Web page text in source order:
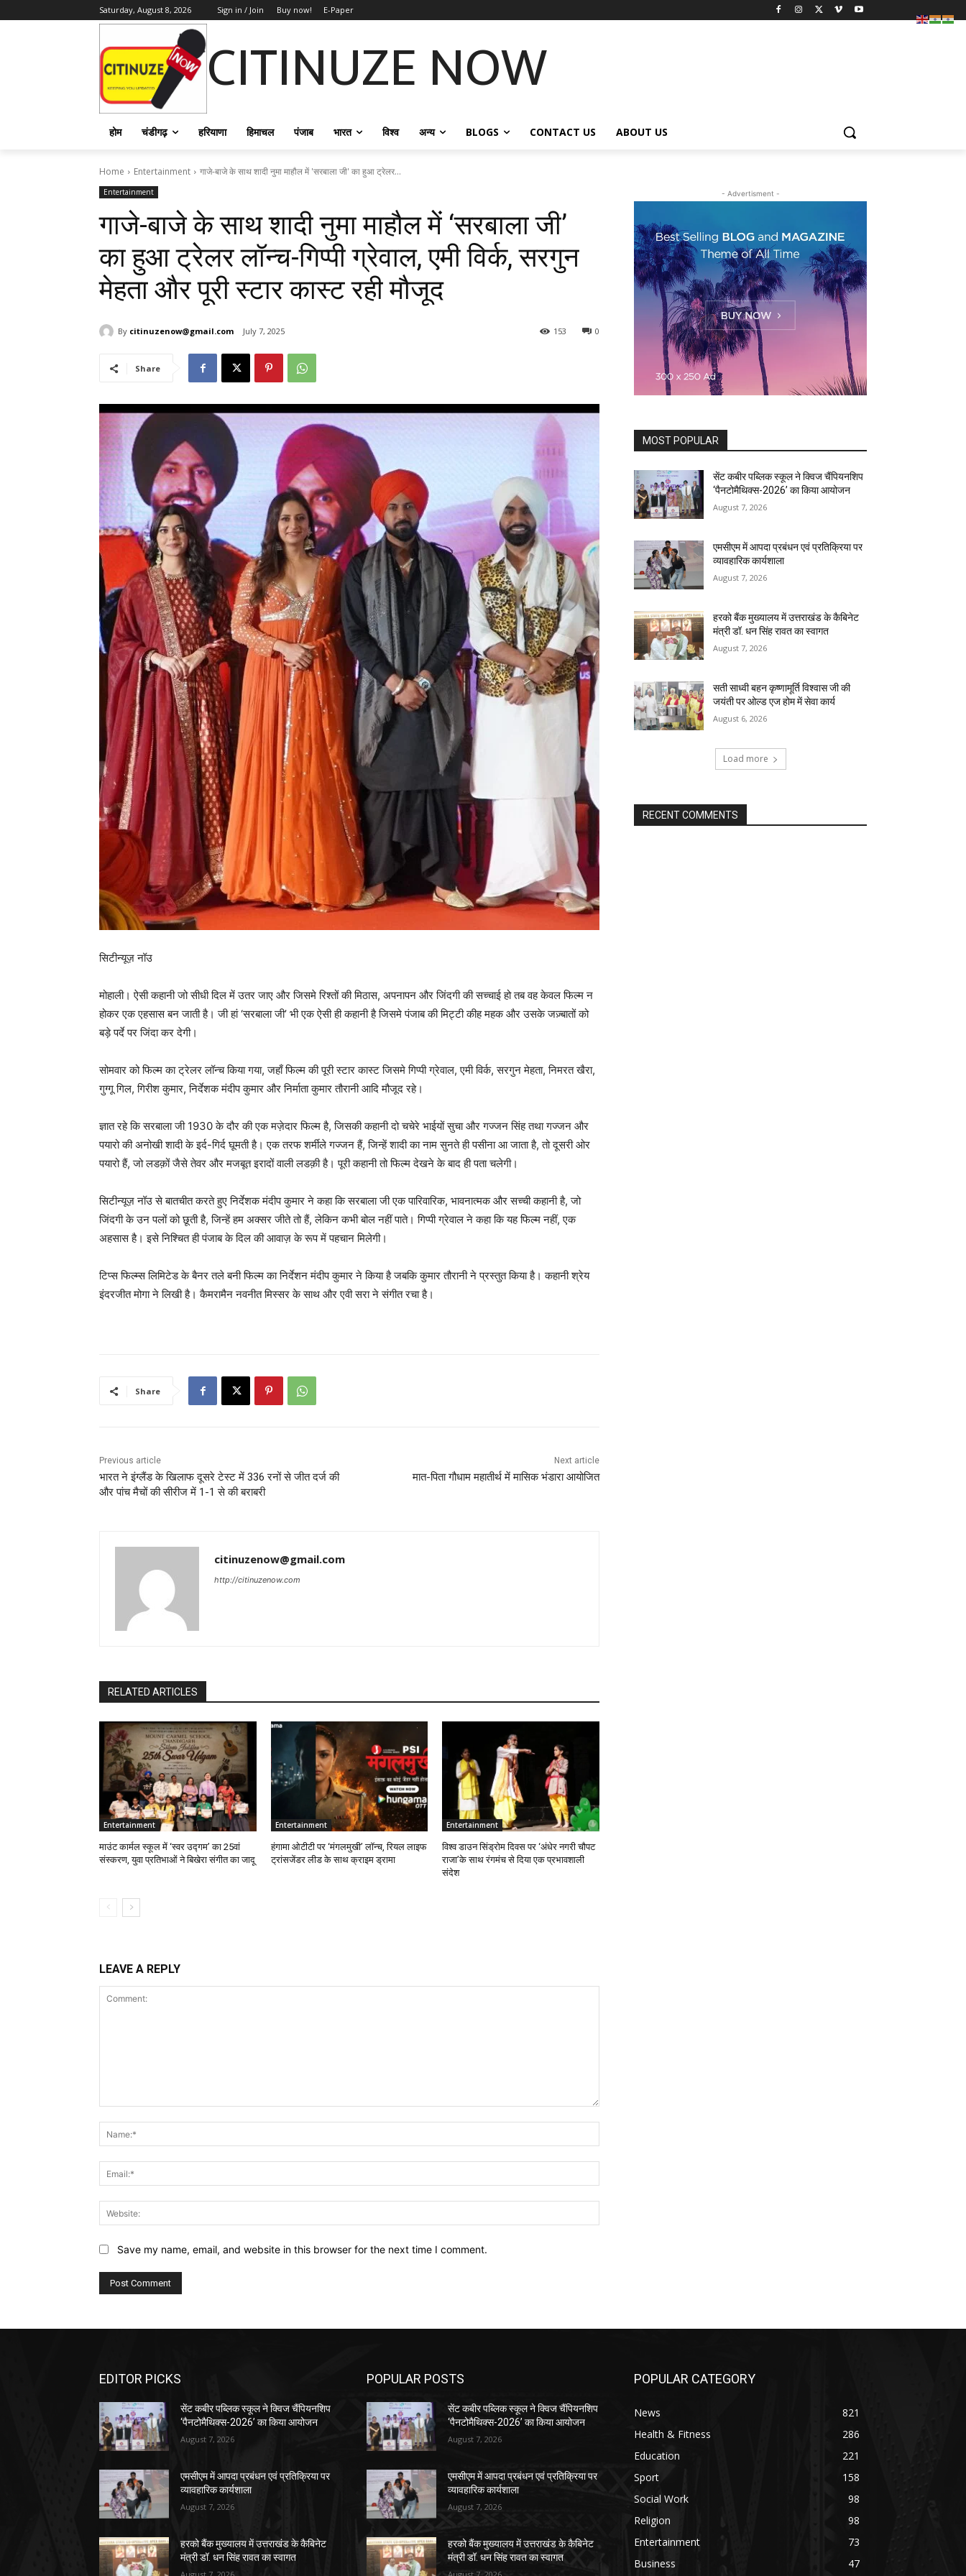
Saturday, August 8, 2026 Sign in / Join Buy now! E-Paper
CITINUZE NOW
होम चंडीगढ़ हरियाणा हिमाचल पंजाब भारत विश्व अन्य BLOGS CONTACT US ABOUT US
Home Entertainment गाजे-बाजे के साथ शादी नुमा माहौल में 'सरबाला जी' का हुआ ट्रेलर...
Entertainment
गाजे-बाजे के साथ शादी नुमा माहौल में ‘सरबाला जी’
का हुआ ट्रेलर लॉन्च-गिप्पी ग्रेवाल, एमी विर्क, सरगुन
मेहता और पूरी स्टार कास्ट रही मौजूद
By citinuzenow@gmail.com July 7, 2025 0
153
Share
सिटीन्यूज़ नॉउ
मोहाली। ऐसी कहानी जो सीधी दिल में उतर जाए और जिसमे रिश्तों की मिठास, अपनापन और जिंदगी की सच्चाई हो तब वह केवल फिल्म न
होकर एक एहसास बन जाती है। जी हां ‘सरबाला जी’ भी एक ऐसी ही कहानी है जिसमे पंजाब की मिट्टी कीह महक और उसके जज़्बातों को
बड़े पर्दे पर जिंदा कर देगी।
सोमवार को फिल्म का ट्रेलर लॉन्च किया गया, जहाँ फिल्म की पूरी स्टार कास्ट जिसमे गिप्पी ग्रेवाल, एमी विर्क, सरगुन मेहता, निमरत खैरा,
गुग्गू गिल, गिरीश कुमार, निर्देशक मंदीप कुमार और निर्माता कुमार तौरानी आदि मौजूद रहे।
ज्ञात रहे कि सरबाला जी 1930 के दौर की एक मज़ेदार फिल्म है, जिसकी कहानी दो चचेरे भाईयों सुचा और गज्जन सिंह तथा गज्जन और
पयारो की अनोखी शादी के इर्द-गिर्द घूमती है। एक तरफ शर्मीले गज्जन हैं, जिन्हें शादी का नाम सुनते ही पसीना आ जाता है, तो दूसरी ओर
पयारो हैं, जो लडक़ों जैसे तेवर और मजबूत इरादों वाली लडक़ी है। पूरी कहानी तो फिल्म देखने के बाद ही पता चलेगी।
सिटीन्यूज़ नॉउ से बातचीत करते हुए निर्देशक मंदीप कुमार ने कहा कि सरबाला जी एक पारिवारिक, भावनात्मक और सच्ची कहानी है, जो
जिंदगी के उन पलों को छूती है, जिन्हें हम अक्सर जीते तो हैं, लेकिन कभी बोल नहीं पाते। गिप्पी ग्रेवाल ने कहा कि यह फिल्म नहीं, एक
अहसास है। इसे निश्चित ही पंजाब के दिल की आवाज़ के रूप में पहचान मिलेगी।
टिप्स फिल्म्स लिमिटेड के बैनर तले बनी फिल्म का निर्देशन मंदीप कुमार ने किया है जबकि कुमार तौरानी ने प्रस्तुत किया है। कहानी श्रेय
इंदरजीत मोगा ने लिखी है। कैमरामैन नवनीत मिस्सर के साथ और एवी सरा ने संगीत रचा है।
Share
Previous article
भारत ने इंग्लैंड के खिलाफ दूसरे टेस्ट में 336 रनों से जीत दर्ज की
और पांच मैचों की सीरीज में 1-1 से की बराबरी
Next article
मात-पिता गौधाम महातीर्थ में मासिक भंडारा आयोजित
citinuzenow@gmail.com
http://citinuzenow.com
RELATED ARTICLES
Entertainment
माउंट कार्मल स्कूल में ‘स्वर उद्गम’ का 25वां
संस्करण, युवा प्रतिभाओं ने बिखेरा संगीत का जादू
Entertainment
हंगामा ओटीटी पर ‘मंगलमुखी’ लॉन्च, रियल लाइफ
ट्रांसजेंडर लीड के साथ क्राइम ड्रामा
Entertainment
विश्व डाउन सिंड्रोम दिवस पर ‘अंधेर नगरी चौपट
राजा’के साथ रंगमंच से दिया एक प्रभावशाली
संदेश
LEAVE A REPLY
Save my name, email, and website in this browser for the next time I comment.
- Advertisment -
MOST POPULAR
सेंट कबीर पब्लिक स्कूल ने क्विज चैंपियनशिप
‘पैनटोमैथिक्स-2026’ का किया आयोजन
August 7, 2026
एमसीएम में आपदा प्रबंधन एवं प्रतिक्रिया पर
व्यावहारिक कार्यशाला
August 7, 2026
हरको बैंक मुख्यालय में उत्तराखंड के कैबिनेट
मंत्री डॉ. धन सिंह रावत का स्वागत
August 7, 2026
सती साध्वी बहन कृष्णामूर्ति विश्वास जी की
जयंती पर ओल्ड एज होम में सेवा कार्य
August 6, 2026
Load more
RECENT COMMENTS
EDITOR PICKS
सेंट कबीर पब्लिक स्कूल ने क्विज चैंपियनशिप
‘पैनटोमैथिक्स-2026’ का किया आयोजन
August 7, 2026
एमसीएम में आपदा प्रबंधन एवं प्रतिक्रिया पर
व्यावहारिक कार्यशाला
August 7, 2026
हरको बैंक मुख्यालय में उत्तराखंड के कैबिनेट
मंत्री डॉ. धन सिंह रावत का स्वागत
POPULAR POSTS
सेंट कबीर पब्लिक स्कूल ने क्विज चैंपियनशिप
‘पैनटोमैथिक्स-2026’ का किया आयोजन
August 7, 2026
एमसीएम में आपदा प्रबंधन एवं प्रतिक्रिया पर
व्यावहारिक कार्यशाला
August 7, 2026
हरको बैंक मुख्यालय में उत्तराखंड के कैबिनेट
मंत्री डॉ. धन सिंह रावत का स्वागत
POPULAR CATEGORY
News
821
Health & Fitness
286
Education
221
Sport
158
Social Work
98
Religion
98
Entertainment
73
Business
47